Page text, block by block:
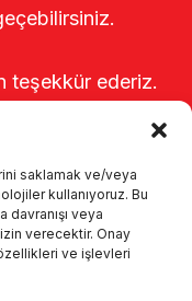
saklamak ve/veya
kullanıyoruz. Bu
veya
verecektir. Onay
ve işlevleri
teşekkür ederiz.